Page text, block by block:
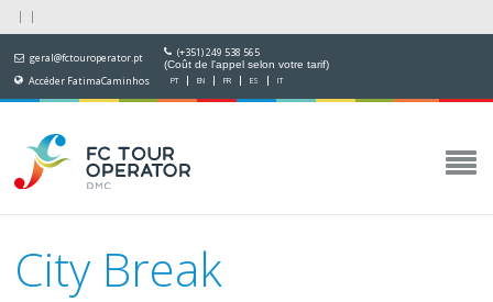
geral@fctouroperator.pt (+351) 249 538 565
(Coût de l'appel selon votre tarif)
Accéder FatimaCaminhos PT EN FR ES IT
City Break